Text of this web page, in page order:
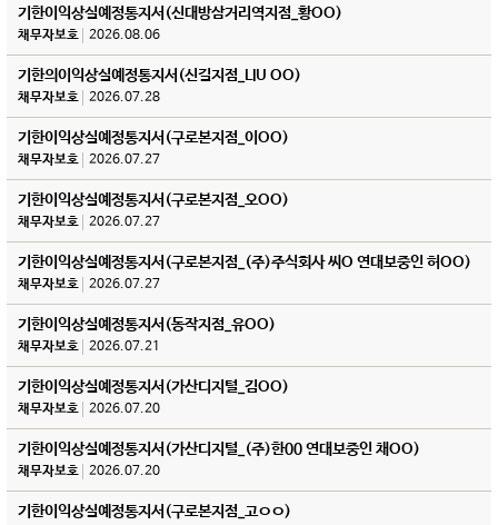
기한이익상실예정통지서(신대방삼거리역지점_황OO)
채무자보호 2026.08.06
기한의이익상실예정통지서(신길지점_LIU OO)
채무자보호 2026.07.28
기한이익상실예정통지서(구로본지점_이OO)
채무자보호 2026.07.27
기한이익상실예정통지서(구로본지점_오OO)
채무자보호 2026.07.27
기한이익상실예정통지서(구로본지점_(주)주식회사 씨O 연대보중인 허OO)
채무자보호 2026.07.27
기한이익상실예정통지서(동작지점_유OO)
채무자보호 2026.07.21
기한이익상실예정통지서(가산디지털_김OO)
채무자보호 2026.07.20
기한이익상실예정통지서(가산디지털_(주)한00 연대보중인 채OO)
채무자보호 2026.07.20
기한이익상실예정통지서(구로본지점_고ㅇㅇ)